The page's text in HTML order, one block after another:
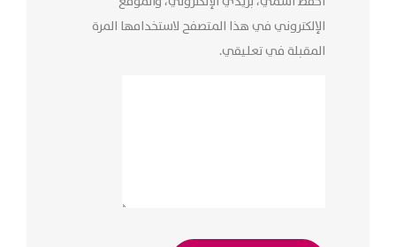
الإلكتروني في هذا المتصفح لاستخدامها المرة
المقبلة في تعليقي.